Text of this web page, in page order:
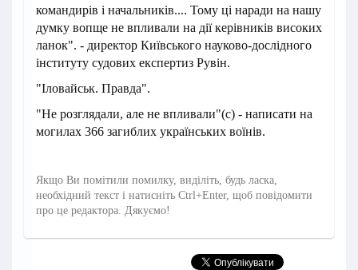
командирів і начальників.... Тому ці наради на нашу
думку вопще не впливали на дії керівників високих
ланок". - директор Київського науково-дослідного
інституту судових експертиз Рувін.
"Іловайськ. Правда".
"Не розглядали, але не впливали"(с) - написати на
могилах 366 загиблих українських воїнів.
Якщо Ви помітили помилку, виділіть, будь ласка,
необхідний текст і натисніть Ctrl+Enter, щоб повідомити
про це редактора. Дякуємо!